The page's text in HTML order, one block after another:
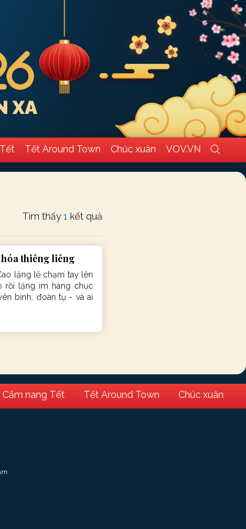
Tết Around Town Chúc xuân VOV.VN
Tìm thấy 1 kết quả
thiêng liêng
lặng lẽ chạm tay lên
rồi lặng im hàng chục
bình, đoàn tụ - và ai
Cẩm nang Tết Tết Around Town Chúc xuân